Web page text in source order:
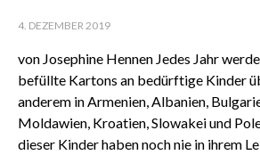
4. DEZEMBER 2019
von Josephine Hennen Jedes Jahr
befüllte Kartons an bedürftige Kinder
anderem in Armenien, Albanien,
Moldawien, Kroatien, Slowakei und
dieser Kinder haben noch nie in ihrem